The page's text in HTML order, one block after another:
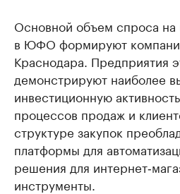
Основной объем спроса
в ЮФО формируют
Краснодара. Предприятия
демонстрируют наиболее
инвестиционную
процессов продаж и
структуре закупок
платформы для
решения для
инструменты.